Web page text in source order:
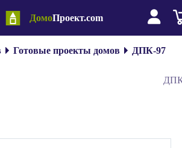
ДомоПроект.com
Готовые проекты домов ДПК-97